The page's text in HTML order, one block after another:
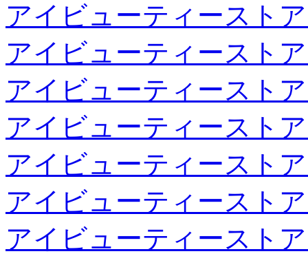
アイビューティースト
アイビューティースト
アイビューティースト
アイビューティースト
アイビューティースト
アイビューティースト
アイビューティースト